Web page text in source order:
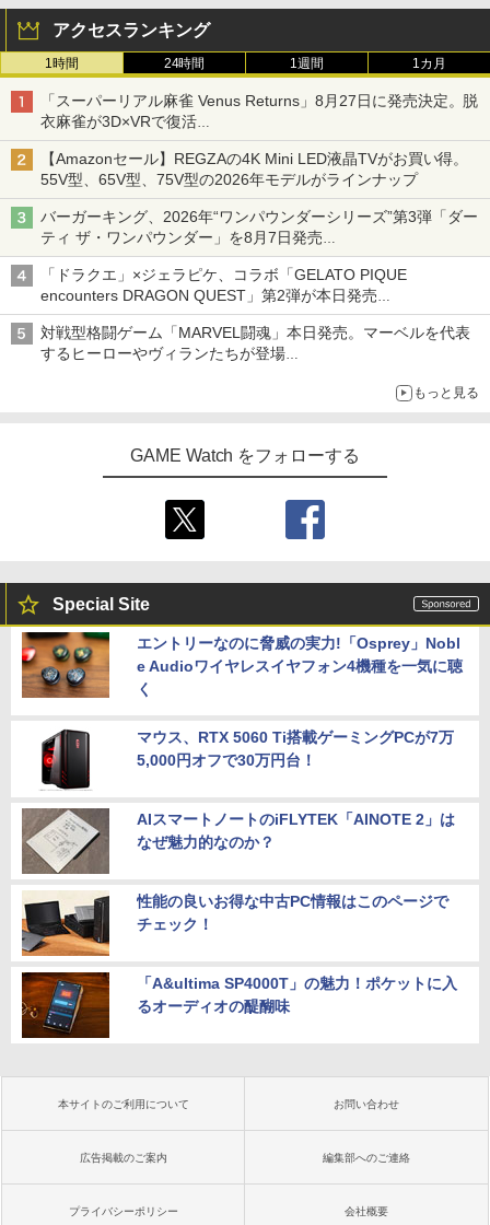
アクセスランキング
1時間 24時間 1週間 1カ月
「スーパーリアル麻雀 Venus Returns」8月27日に発売決定。脱
衣麻雀が3D×VRで復活
発売から2週間は20%オフになるセールが実施
【Amazonセール】REGZAの4K Mini LED液晶TVがお買い得。
55V型、65V型、75V型の2026年モデルがラインナップ
バーガーキング、2026年“ワンパウンダーシリーズ”第3弾「ダー
ティ ザ・ワンパウンダー」を8月7日発売
「特製ガーリックマヨソース」を使用した超大型チーズバーガー
「ドラクエ」×ジェラピケ、コラボ「GELATO PIQUE
encounters DRAGON QUEST」第2弾が本日発売
アイスカップに入ったスライムやわたぼう、ベビーサタンなどが
オリジナルアートで登場
対戦型格闘ゲーム「MARVEL闘魂」本日発売。マーベルを代表
するヒーローやヴィランたちが登場
もっと見る
GAME Watch をフォローする
Special Site
エントリーなのに脅威の実力!「Osprey」Nobl
e Audioワイヤレスイヤフォン4機種を一気に聴
く
マウス、RTX 5060 Ti搭載ゲーミングPCが7万
5,000円オフで30万円台！
AIスマートノートのiFLYTEK「AINOTE 2」は
なぜ魅力的なのか？
性能の良いお得な中古PC情報はこのページで
チェック！
「A&ultima SP4000T」の魅力！ポケットに入
るオーディオの醍醐味
本サイトのご利用について お問い合わせ
広告掲載のご案内 編集部へのご連絡
プライバシーポリシー 会社概要